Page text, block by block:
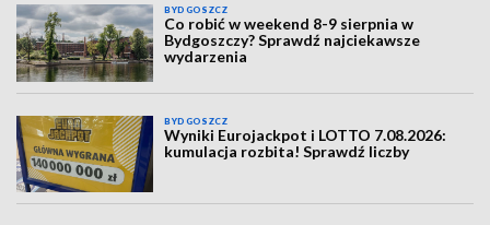
BYDGOSZCZ
Co robić w weekend 8-9 sierpnia w
Bydgoszczy? Sprawdź najciekawsze
wydarzenia
BYDGOSZCZ
Wyniki Eurojackpot i LOTTO 7.08.2026:
kumulacja rozbita! Sprawdź liczby